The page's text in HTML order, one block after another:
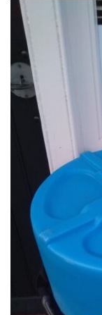
DRUMSCHOOL
CONTACT